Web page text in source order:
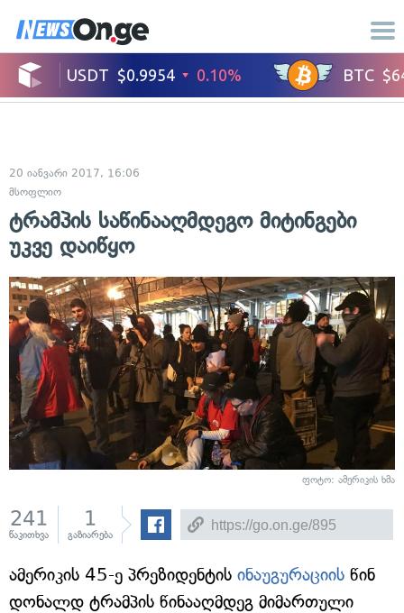
20 იანვარი 2017, 16:06
მსოფლიო
ტრამპის საწინააღმდეგო მიტინგები
უკვე დაიწყო
ფოტო: ამერიკის ხმა
241
წაკითხვა
1
გაზიარება
ამერიკის 45-ე პრეზიდენტის ინაუგურაციის წინ
დონალდ ტრამპის წინააღმდეგ მიმართული